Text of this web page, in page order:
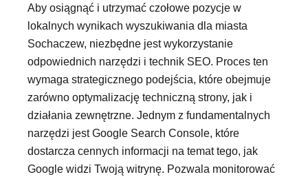
Aby osiągnąć i utrzymać czołowe pozycje w
lokalnych wynikach wyszukiwania dla miasta
Sochaczew, niezbędne jest wykorzystanie
odpowiednich narzędzi i technik SEO. Proces ten
wymaga strategicznego podejścia, które obejmuje
zarówno optymalizację techniczną strony, jak i
działania zewnętrzne. Jednym z fundamentalnych
narzędzi jest Google Search Console, które
dostarcza cennych informacji na temat tego, jak
Google widzi Twoją witrynę. Pozwala monitorować